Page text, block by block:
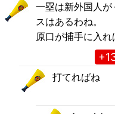
一塁は新外国人
スはあるわね。
原口が捕手に入れ
打てればね